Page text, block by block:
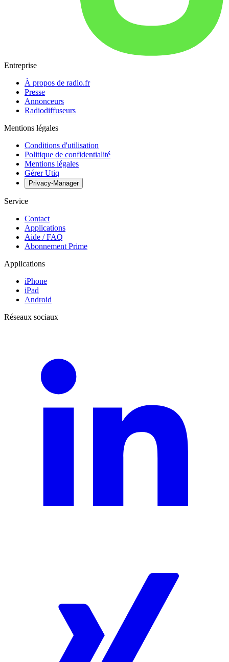
Entreprise
À propos de radio.fr
Presse
Annonceurs
Radiodiffuseurs
Mentions légales
Conditions d'utilisation
Politique de confidentialité
Mentions légales
Gérer Utiq
Privacy-Manager
Service
Contact
Applications
Aide / FAQ
Abonnement Prime
Applications
iPhone
iPad
Android
Réseaux sociaux